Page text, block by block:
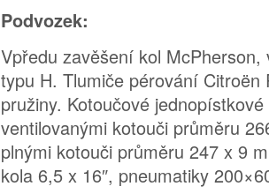
Podvozek:
Vpředu zavěšení kol
typu H. Tlumiče pérování Citroën
pružiny. Kotoučové
ventilovanými kotouči průměru
plnými kotouči průměru 247 x 9
kola 6,5 x 16″, pneumatiky